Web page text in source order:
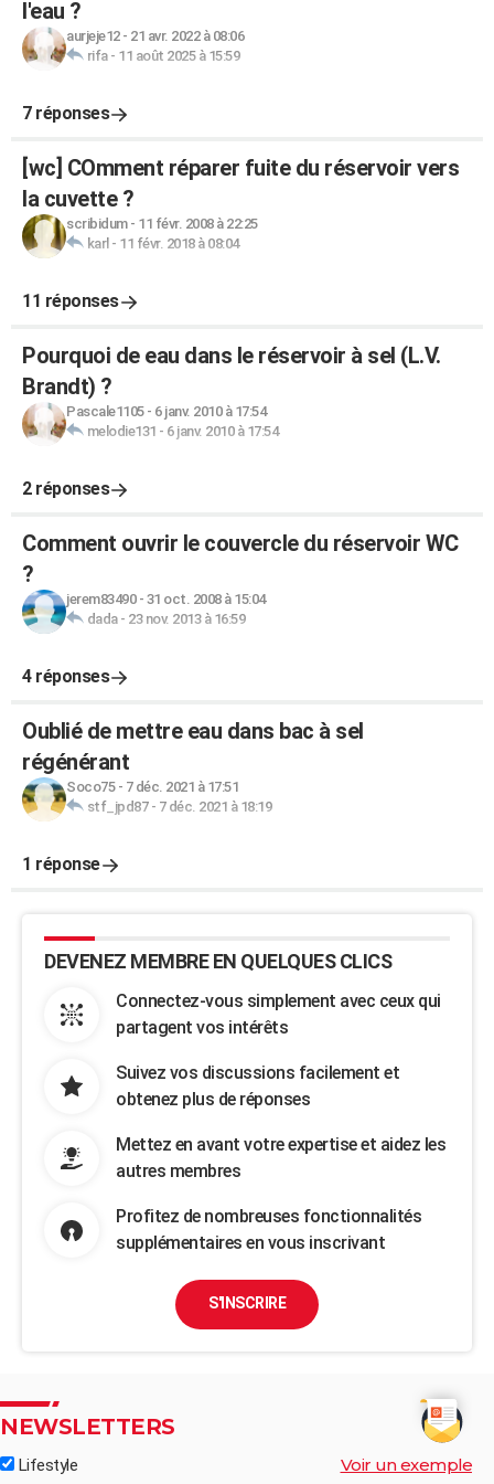
l'eau ?
aurjeje12- 21 avr. 2022 à 08:06
rifa- 11 août 2025 à 15:59
7 réponses
[wc] COmment réparer fuite du réservoir vers
la cuvette ?
scribidum- 11 févr. 2008 à 22:25
karl - 11 févr. 2018 à 08:04
11 réponses
Pourquoi de eau dans le réservoir à sel (L.V.
Brandt) ?
Pascale1105- 6 janv. 2010 à 17:54
melodie131 - 6 janv. 2010 à 17:54
2 réponses
Comment ouvrir le couvercle du réservoir WC
?
jerem83490- 31 oct. 2008 à 15:04
dada- 23 nov. 2013 à 16:59
4 réponses
Oublié de mettre eau dans bac à sel
régénérant
Soco75- 7 déc. 2021 à 17:51
stf_jpd87- 7 déc. 2021 à 18:19
1 réponse
DEVENEZ MEMBRE EN QUELQUES CLICS
Connectez-vous simplement avec ceux qui
partagent vos intérêts
Suivez vos discussions facilement et
obtenez plus de réponses
Mettez en avant votre expertise et aidez les
autres membres
Profitez de nombreuses fonctionnalités
supplémentaires en vous inscrivant
S'INSCRIRE
NEWSLETTERS
Lifestyle Voir un exemple